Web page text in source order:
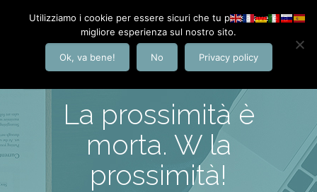
La prossimità è
morta. W la
prossimità!
Utilizziamo i cookie per essere sicuri che tu possa avere la
migliore esperienza sul nostro sito.
Ok, va bene! No Privacy policy